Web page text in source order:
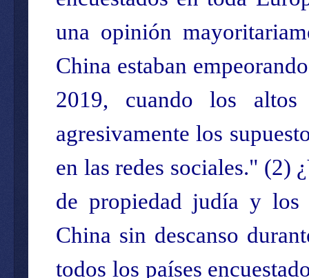
una opinión
China estaban
2019, cuando los altos
agresivamente los
en las redes sociales." (2)
de propiedad judía y los
China sin descanso
todos los países